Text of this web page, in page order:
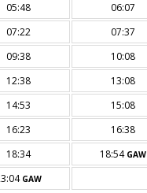
05:48 06:07
07:22 07:37
09:38 10:08
12:38 13:08
14:53 15:08
16:23 16:38
18:34 18:54 GAW
GAW